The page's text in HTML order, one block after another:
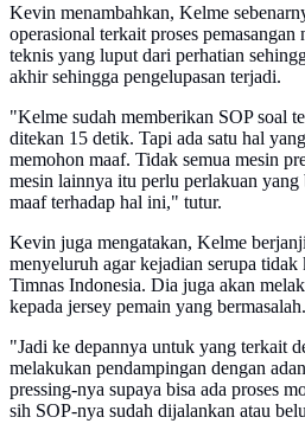
Kevin menambahkan, Kelme
operasional terkait proses pemasangan
teknis yang luput dari perhatian
akhir sehingga pengelupasan terjadi.
"Kelme sudah memberikan SOP soal
ditekan 15 detik. Tapi ada satu hal
memohon maaf. Tidak semua mesin
mesin lainnya itu perlu perlakuan
maaf terhadap hal ini," tutur.
Kevin juga mengatakan, Kelme
menyeluruh agar kejadian serupa
Timnas Indonesia. Dia juga akan
kepada jersey pemain yang bermasalah.
"Jadi ke depannya untuk yang terkait
melakukan pendampingan dengan
pressing-nya supaya bisa ada proses
sih SOP-nya sudah dijalankan atau